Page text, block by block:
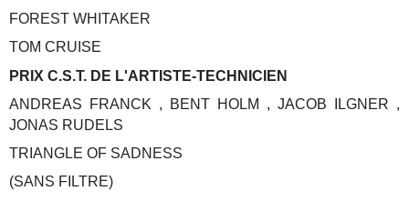
FOREST WHITAKER
TOM CRUISE
PRIX C.S.T. DE L'ARTISTE-TECHNICIEN
ANDREAS FRANCK , BENT HOLM , JACOB ILGNER ,
JONAS RUDELS
TRIANGLE OF SADNESS
(SANS FILTRE)